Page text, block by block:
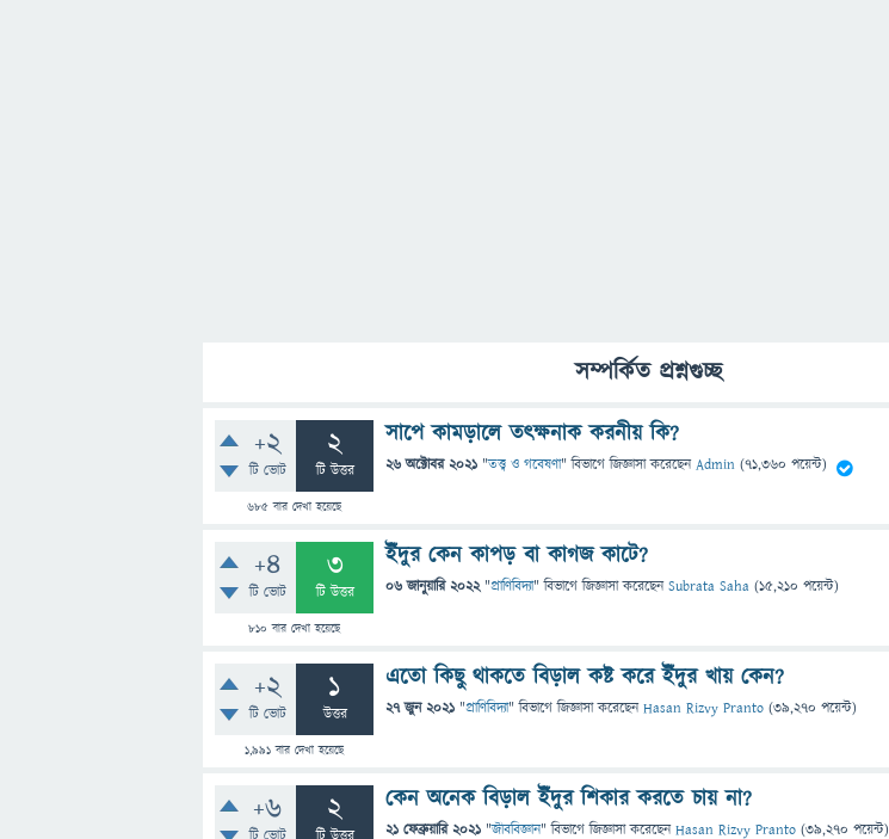
সম্পর্কিত প্রশ্নগুচ্ছ
+2
টি ভোট
2
টি উত্তর
685 বার দেখা হয়েছে
সাপে কামড়ালে তৎক্ষনাক করনীয় কি?
26 অক্টোবর 2021 "তত্ত্ব ও গবেষণা" বিভাগে জিজ্ঞাসাকরেছেনAdmin (71,360 পয়েন্ট)
+4
টি ভোট
3
টি উত্তর
810 বার দেখা হয়েছে
ইঁদুর কেন কাপড় বা কাগজ কাটে?
06 জানুয়ারি 2022 "প্রাণিবিদ্যা" বিভাগে জিজ্ঞাসাকরেছেনSubrata Saha (15,210 পয়েন্ট)
+2
টি ভোট
1
উত্তর
1,991 বার দেখা হয়েছে
এতো কিছু থাকতে বিড়াল কষ্ট করে ইঁদুর খায় কেন?
27 জুন 2021 "প্রাণিবিদ্যা" বিভাগে জিজ্ঞাসাকরেছেনHasan Rizvy Pranto (39,270 পয়েন্ট)
+6 2 কেন অনেক বিড়াল ইঁদুর শিকার করতে চায় না?
21 ফেব্রুয়ারি 2021 "জীববিজ্ঞান" বিভাগে জিজ্ঞাসাকরেছেনHasan Rizvy Pranto (39,270 পয়েন্ট)